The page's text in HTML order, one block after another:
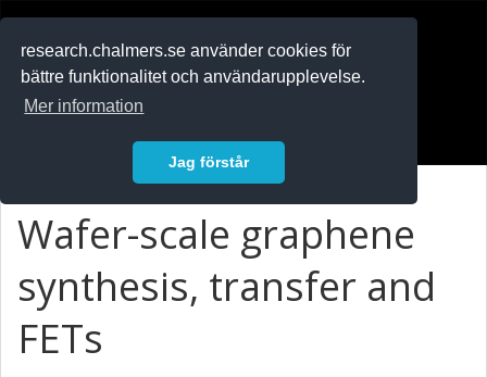
research.chalmers.se använder cookies för
bättre funktionalitet och användarupplevelse.
Mer information
Jag förstår
Wafer-scale graphene
synthesis, transfer and
FETs